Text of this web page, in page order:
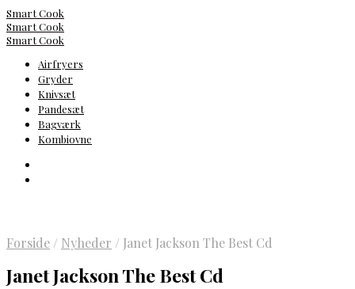
Smart Cook
Smart Cook
Smart Cook
Airfryers
Gryder
Knivsæt
Pandesæt
Bagværk
Kombiovne
Forside / Nyheder / Janet Jackson The Best Cd
Janet Jackson The Best Cd